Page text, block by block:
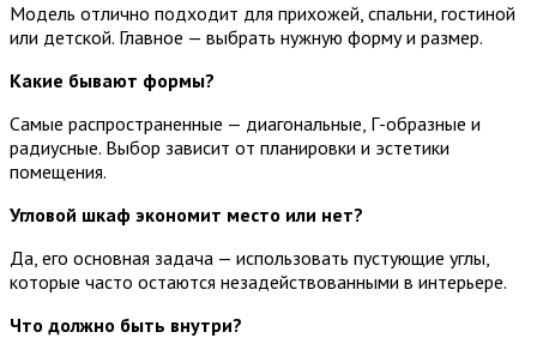
Модель отлично подходит для прихожей, спальни, гостиной
или детской. Главное — выбрать нужную форму и размер.
Какие бывают формы?
Самые распространенные — диагональные, Г-образные и
радиусные. Выбор зависит от планировки и эстетики
помещения.
Угловой шкаф экономит место или нет?
Да, его основная задача — использовать пустующие углы,
которые часто остаются незадействованными в интерьере.
Что должно быть внутри?